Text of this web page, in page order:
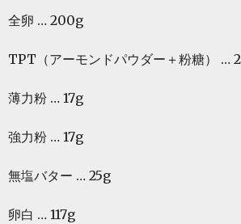
全卵 … 200g
TPT（アーモンドパウダー＋粉糖） …
薄力粉 … 17g
強力粉 … 17g
無塩バター … 25g
卵白 … 117g